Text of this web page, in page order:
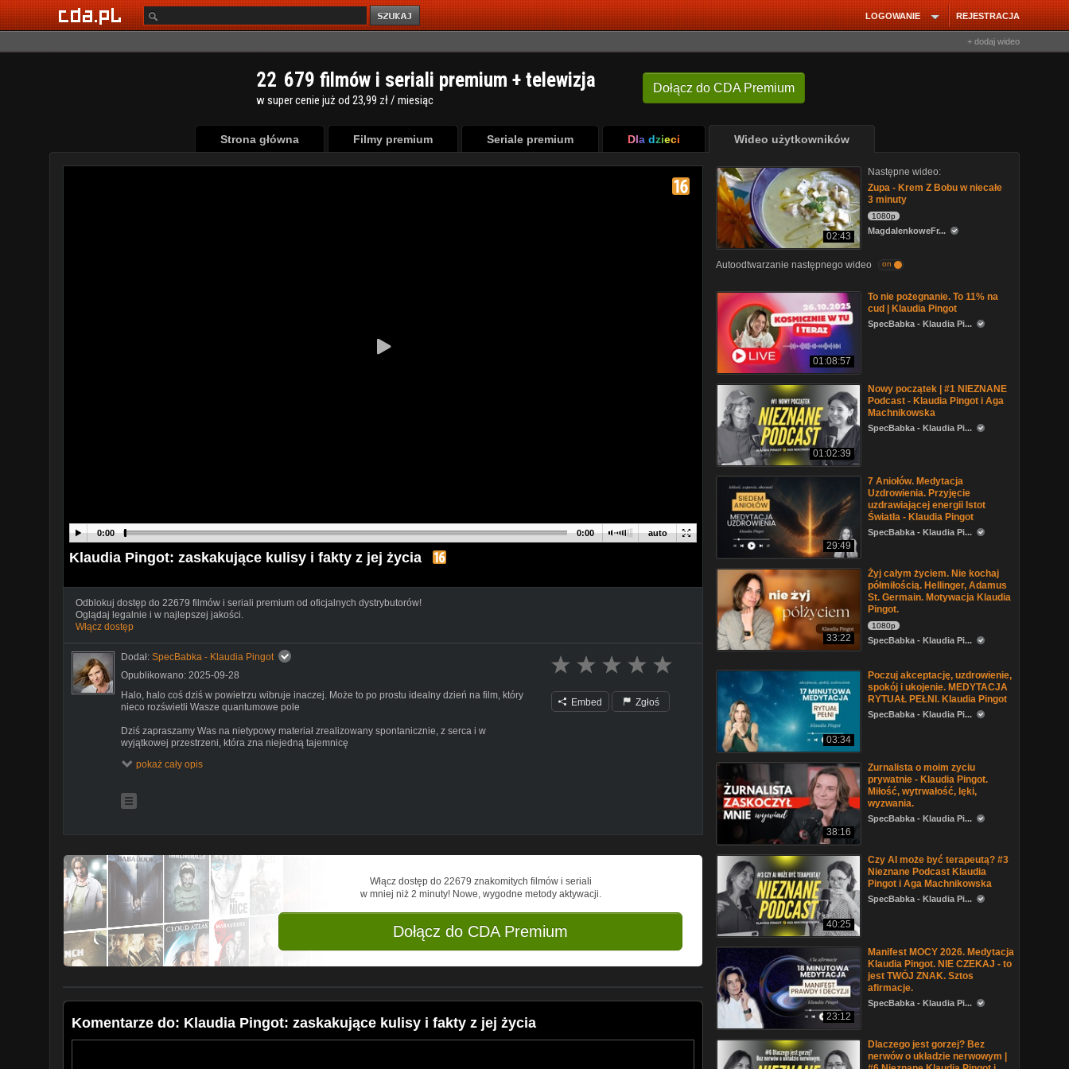
REJESTRACJA
LOGOWANIE
+ dodaj wideo
Dołącz do CDA Premium
22 679 filmów i seriali premium + telewizja
w super cenie już od 23,99 zł / miesiąc
Strona główna Filmy premium Seriale premium Dla dzieci Wideo użytkowników
auto
0:00 0:00
Klaudia Pingot: zaskakujące kulisy i fakty z jej życia
Odblokuj dostęp do 22679 filmów i seriali premium od oficjalnych dystrybutorów!
Oglądaj legalnie i w najlepszej jakości.
Włącz dostęp
Dodał: SpecBabka - Klaudia Pingot
Opublikowano: 2025-09-28
Halo, halo coś dziś w powietrzu wibruje inaczej. Może to po prostu idealny dzień na film, który
nieco rozświetli Wasze quantumowe pole
Dziś zapraszamy Was na nietypowy materiał zrealizowany spontanicznie, z serca i w
wyjątkowej przestrzeni, która zna niejedną tajemnicę
Zróbcie sobie kawę, herbatę albo kakao, usiądźcie wygodnie i dajcie się zabrać w lekką podróż
Ten film to trochę jak spotkanie przy kuchennym stole, trochę jak list miłosny z przymrużeniem
Widzimy się w filmie!
pokaż cały opis
Embed Zgłoś
Włącz dostęp do 22679 znakomitych filmów i seriali
w mniej niż 2 minuty! Nowe, wygodne metody aktywacji.
Dołącz do CDA Premium
Komentarze do: Klaudia Pingot: zaskakujące kulisy i fakty z jej życia
02:43
Następne wideo:
Zupa - Krem Z Bobu w niecałe
3 minuty
1080p
MagdalenkoweFr...
Autoodtwarzanie następnego wideo on
01:08:57
To nie pożegnanie. To 11% na
cud | Klaudia Pingot
SpecBabka - Klaudia Pi...
01:02:39
Nowy początek | #1 NIEZNANE
Podcast - Klaudia Pingot i Aga
Machnikowska
SpecBabka - Klaudia Pi...
29:49
7 Aniołów. Medytacja
Uzdrowienia. Przyjęcie
uzdrawiającej energii Istot
Światła - Klaudia Pingot
SpecBabka - Klaudia Pi...
33:22
Żyj całym życiem. Nie kochaj
półmiłością. Hellinger, Adamus
St. Germain. Motywacja Klaudia
Pingot.
1080p
SpecBabka - Klaudia Pi...
03:34
Poczuj akceptację, uzdrowienie,
spokój i ukojenie. MEDYTACJA
RYTUAŁ PEŁNI. Klaudia Pingot
SpecBabka - Klaudia Pi...
38:16
Zurnalista o moim zyciu
prywatnie - Klaudia Pingot.
Miłość, wytrwałość, lęki,
wyzwania.
SpecBabka - Klaudia Pi...
40:25
Czy AI może być terapeutą? #3
Nieznane Podcast Klaudia
Pingot i Aga Machnikowska
SpecBabka - Klaudia Pi...
23:12
Manifest MOCY 2026. Medytacja
Klaudia Pingot. NIE CZEKAJ - to
jest TWÓJ ZNAK. Sztos
afirmacje.
SpecBabka - Klaudia Pi...
Dlaczego jest gorzej? Bez
nerwów o układzie nerwowym |